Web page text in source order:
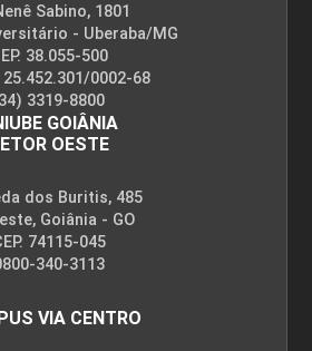
Sabino, 1801
- Uberaba/MG
38.055-500
25.452.301/0002-68
3319-8800
GOIÂNIA
OESTE
dos Buritis, 485
Goiânia - GO
74115-045
340-3113
VIA CENTRO